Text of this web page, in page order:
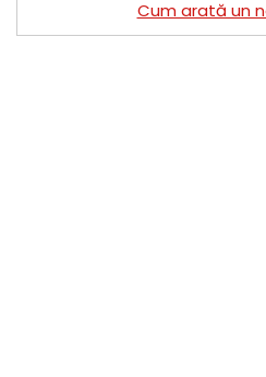
Cum arată un